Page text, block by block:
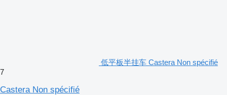
低平板半挂车 Castera Non spécifié
7
Castera Non spécifié